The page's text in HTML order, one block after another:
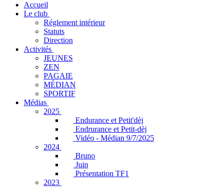
Accueil
Le club
Réglement intérieur
Statuts
Direction
Activités
JEUNES
ZEN
PAGAIE
MÉDIAN
SPORTIF
Médias
2025
Endurance et Petit'dèj
Endrurance et Petit-dèj
Vidéo - Médian 9/7/2025
2024
Bruno
Juin
Présentation TF1
2023